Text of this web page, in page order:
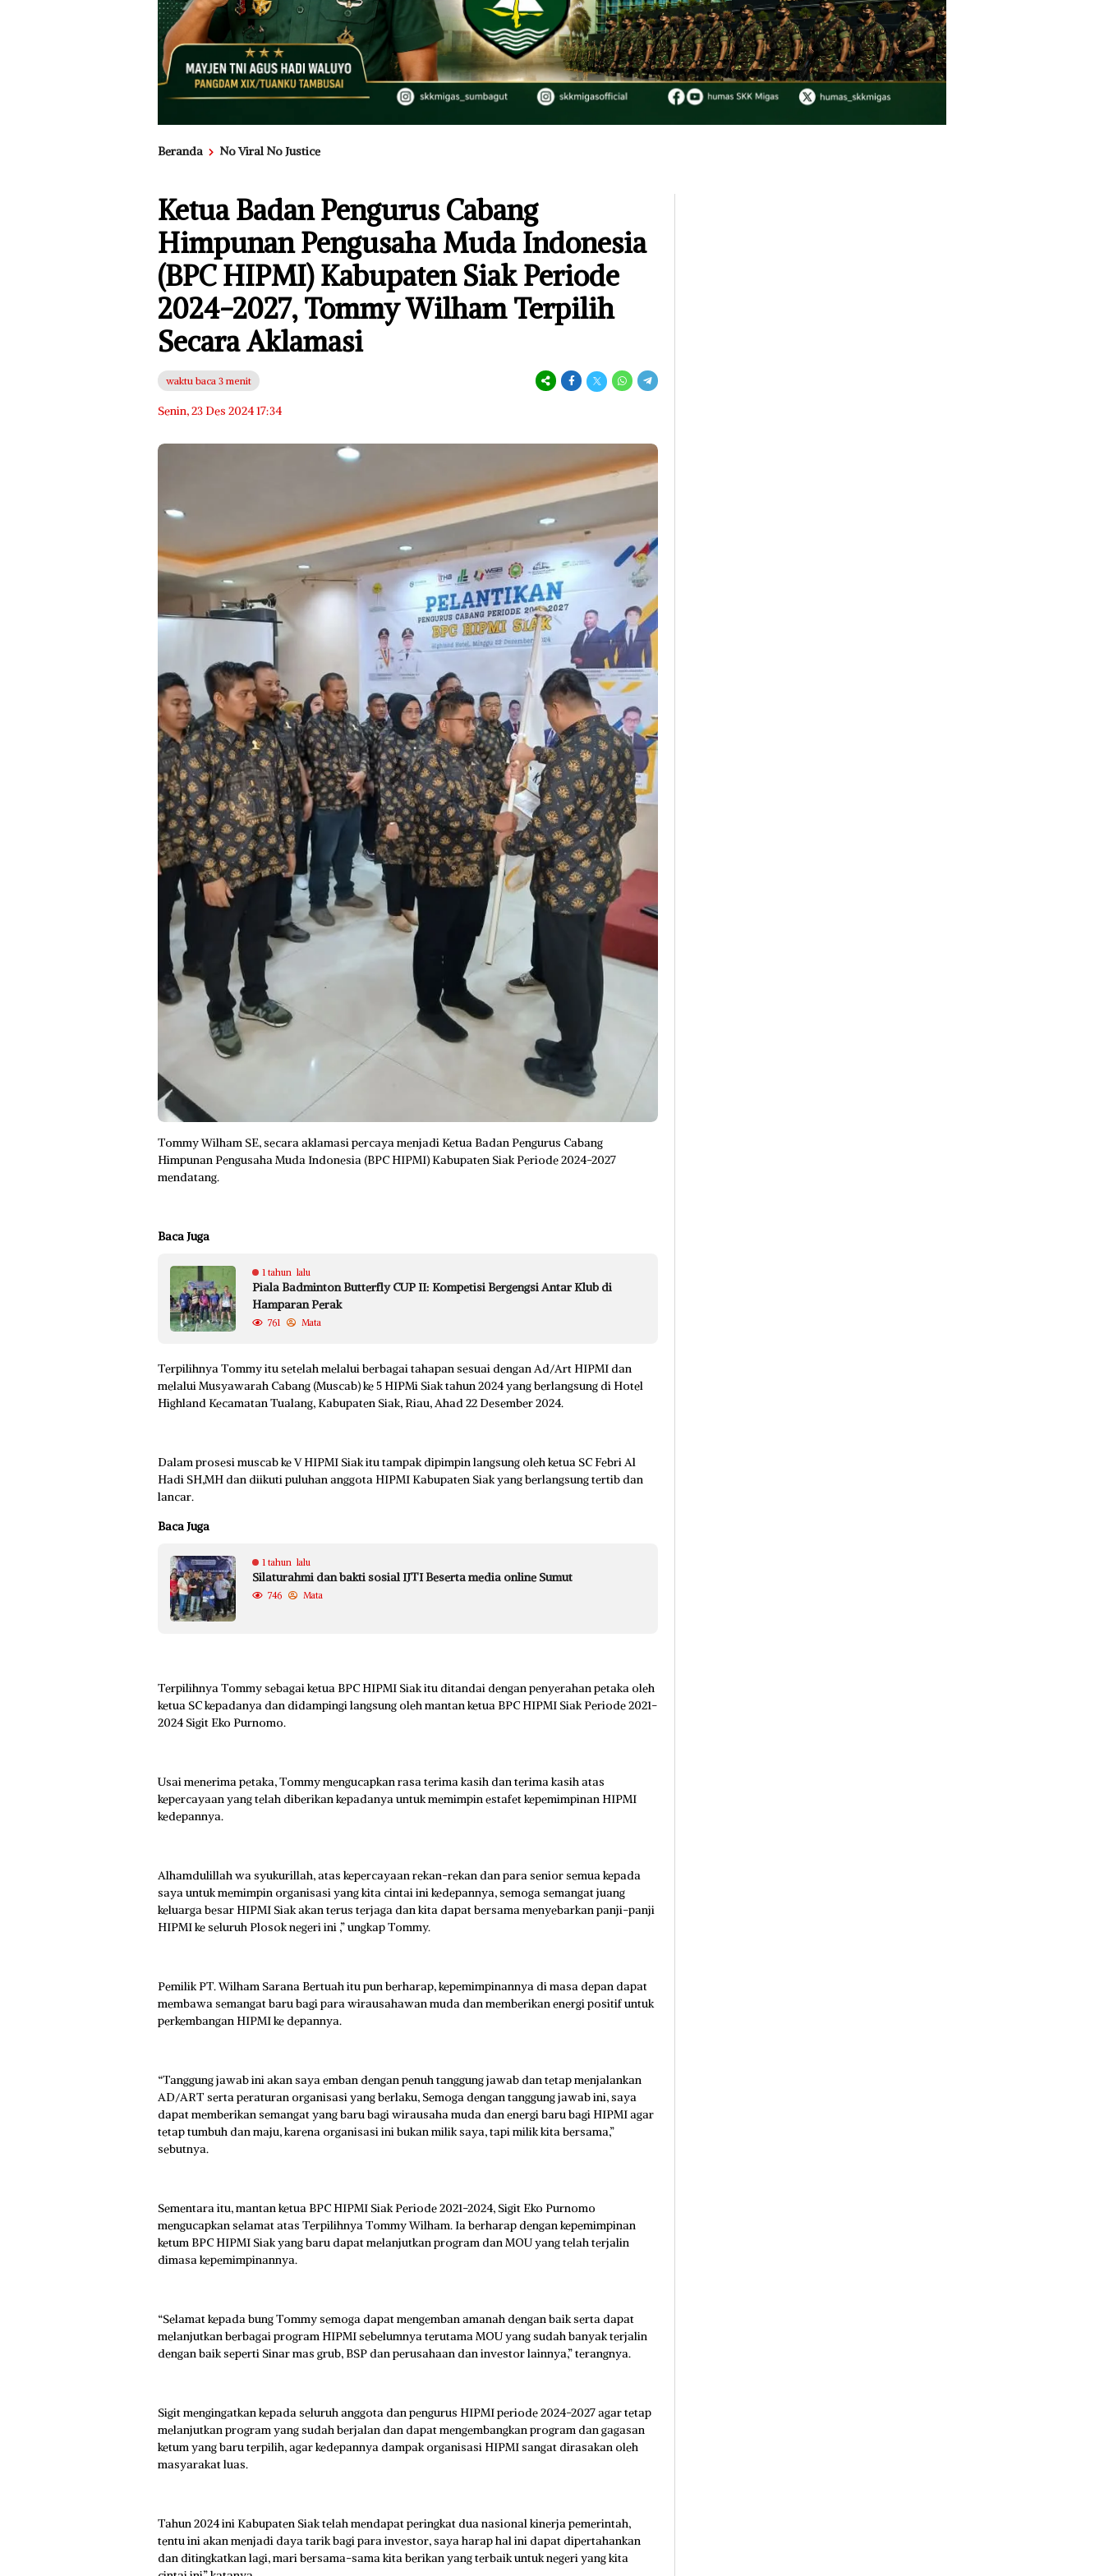
Beranda No Viral No Justice
Ketua Badan Pengurus Cabang
Himpunan Pengusaha Muda Indonesia
(BPC HIPMI) Kabupaten Siak Periode
2024-2027, Tommy Wilham Terpilih
Secara Aklamasi
waktu baca 3 menit
Senin, 23 Des 2024 17:34
Tommy Wilham SE, secara aklamasi percaya menjadi Ketua Badan Pengurus Cabang
Himpunan Pengusaha Muda Indonesia (BPC HIPMI) Kabupaten Siak Periode 2024-2027
mendatang.
Baca Juga
1 tahun lalu
Piala Badminton Butterfly CUP II: Kompetisi Bergengsi Antar Klub di
Hamparan Perak
761 Mata
Terpilihnya Tommy itu setelah melalui berbagai tahapan sesuai dengan Ad/Art HIPMI dan
melalui Musyawarah Cabang (Muscab) ke 5 HIPMi Siak tahun 2024 yang berlangsung di Hotel
Highland Kecamatan Tualang, Kabupaten Siak, Riau, Ahad 22 Desember 2024.
Dalam prosesi muscab ke V HIPMI Siak itu tampak dipimpin langsung oleh ketua SC Febri Al
Hadi SH,MH dan diikuti puluhan anggota HIPMI Kabupaten Siak yang berlangsung tertib dan
lancar.
Baca Juga
1 tahun lalu
Silaturahmi dan bakti sosial IJTI Beserta media online Sumut
746 Mata
Terpilihnya Tommy sebagai ketua BPC HIPMI Siak itu ditandai dengan penyerahan petaka oleh
ketua SC kepadanya dan didampingi langsung oleh mantan ketua BPC HIPMI Siak Periode 2021-
2024 Sigit Eko Purnomo.
Usai menerima petaka, Tommy mengucapkan rasa terima kasih dan terima kasih atas
kepercayaan yang telah diberikan kepadanya untuk memimpin estafet kepemimpinan HIPMI
kedepannya.
Alhamdulillah wa syukurillah, atas kepercayaan rekan-rekan dan para senior semua kepada
saya untuk memimpin organisasi yang kita cintai ini kedepannya, semoga semangat juang
keluarga besar HIPMI Siak akan terus terjaga dan kita dapat bersama menyebarkan panji-panji
HIPMI ke seluruh Plosok negeri ini ,” ungkap Tommy.
Pemilik PT. Wilham Sarana Bertuah itu pun berharap, kepemimpinannya di masa depan dapat
membawa semangat baru bagi para wirausahawan muda dan memberikan energi positif untuk
perkembangan HIPMI ke depannya.
“Tanggung jawab ini akan saya emban dengan penuh tanggung jawab dan tetap menjalankan
AD/ART serta peraturan organisasi yang berlaku, Semoga dengan tanggung jawab ini, saya
dapat memberikan semangat yang baru bagi wirausaha muda dan energi baru bagi HIPMI agar
tetap tumbuh dan maju, karena organisasi ini bukan milik saya, tapi milik kita bersama,”
sebutnya.
Sementara itu, mantan ketua BPC HIPMI Siak Periode 2021-2024, Sigit Eko Purnomo
mengucapkan selamat atas Terpilihnya Tommy Wilham. Ia berharap dengan kepemimpinan
ketum BPC HIPMI Siak yang baru dapat melanjutkan program dan MOU yang telah terjalin
dimasa kepemimpinannya.
“Selamat kepada bung Tommy semoga dapat mengemban amanah dengan baik serta dapat
melanjutkan berbagai program HIPMI sebelumnya terutama MOU yang sudah banyak terjalin
dengan baik seperti Sinar mas grub, BSP dan perusahaan dan investor lainnya,” terangnya.
Sigit mengingatkan kepada seluruh anggota dan pengurus HIPMI periode 2024-2027 agar tetap
melanjutkan program yang sudah berjalan dan dapat mengembangkan program dan gagasan
ketum yang baru terpilih, agar kedepannya dampak organisasi HIPMI sangat dirasakan oleh
masyarakat luas.
Tahun 2024 ini Kabupaten Siak telah mendapat peringkat dua nasional kinerja pemerintah,
tentu ini akan menjadi daya tarik bagi para investor, saya harap hal ini dapat dipertahankan
dan ditingkatkan lagi, mari bersama-sama kita berikan yang terbaik untuk negeri yang kita